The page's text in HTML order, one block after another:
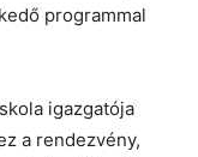
programmal
igazgatója
a rendezvény,